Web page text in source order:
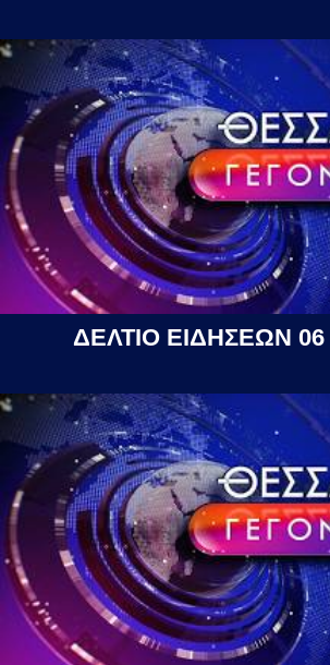
ΔΕΛΤΙΟ ΕΙΔΗΣΕΩΝ 06